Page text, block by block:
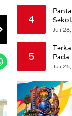
4
Juli
5
Pada
Juli